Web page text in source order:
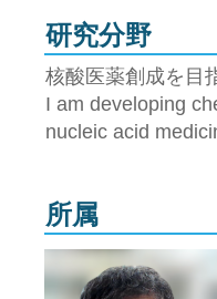
研究分野
核酸医薬創成を目
I am developing
nucleic acid
所属